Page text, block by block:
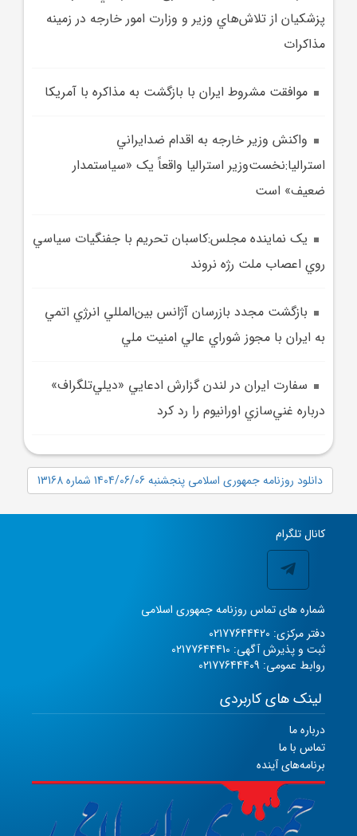
پزشکيان از تلاش‌هاي وزير و وزارت امور خارجه در زمينه
مذاکرات
موافقت مشروط ايران با بازگشت به مذاکره با آمريکا
واکنش وزير خارجه به اقدام ضدايراني
استراليا:نخست‌وزير استراليا واقعاً يک «سياستمدار
ضعيف» است
يک نماينده مجلس:کاسبان تحريم با جفنگيات سياسي
روي اعصاب ملت رژه نروند
بازگشت مجدد بازرسان آژانس بين‌المللي انرژي اتمي
به ايران با مجوز شوراي عالي امنيت ملي
سفارت ايران در لندن گزارش ادعايي «ديلي‌تلگراف»
درباره غني‌سازي اورانيوم را رد کرد
دانلود روزنامه جمهوری اسلامی پنجشنبه 1404/06/06 شماره 13168
کانال تلگرام
شماره های تماس روزنامه جمهوری اسلامی
دفتر مرکزی: 02177644420
ثبت و پذیرش آگهی: 02177644410
روابط عمومی: 02177644409
لینک های کاربردی
درباره ما
تماس با ما
برنامه‌های آینده